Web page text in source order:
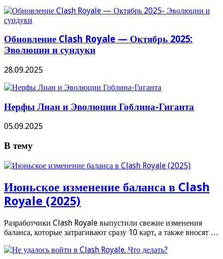
Обновление Clash Royale — Октябрь 2025:
Эволюции и сундуки
28.09.2025
Нерфы Лиан и Эволюции Гоблина-Гиганта
05.09.2025
В тему
Июньское изменение баланса в Clash
Royale (2025)
Разработчики Clash Royale выпустили свежие изменения
баланса, которые затрагивают сразу 10 карт, а также вносят …